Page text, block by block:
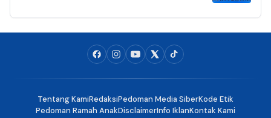
Tentang KamiRedaksiPedoman Media SiberKode Etik
Pedoman Ramah AnakDisclaimerInfo IklanKontak Kami